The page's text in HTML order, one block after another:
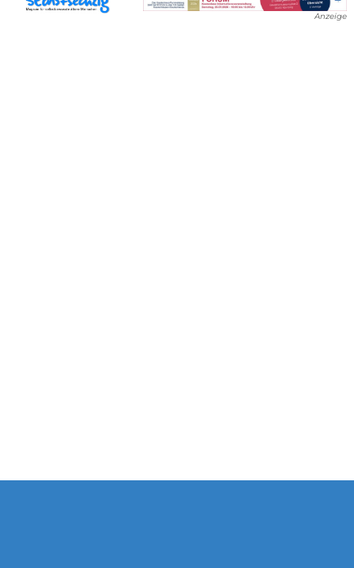
Anzeige